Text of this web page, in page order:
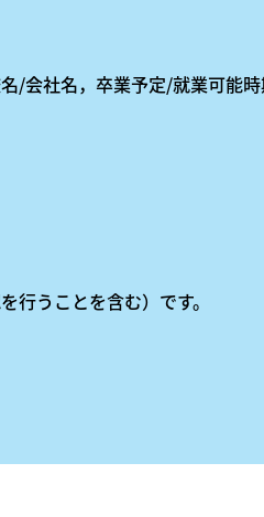
/会社名，卒業予定/就業可能
うことを含む）です。